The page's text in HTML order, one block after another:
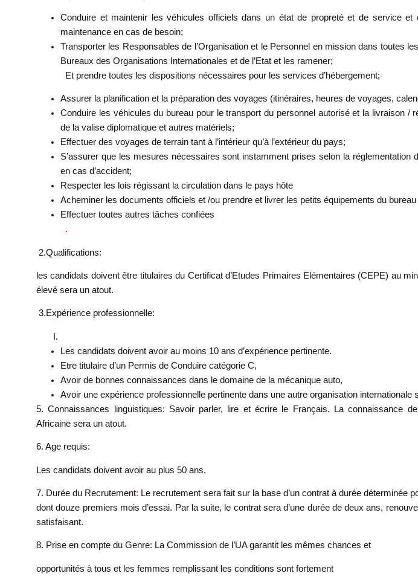
Conduire et maintenir les véhicules officiels dans un état de propreté et de service et
maintenance en cas de besoin;
Transporter les Responsables de l’Organisation et le Personnel en mission dans toutes
Bureaux des Organisations Internationales et de l’Etat et les ramener;
Et prendre toutes les dispositions nécessaires pour les services d’hébergement;
Assurer la planification et la préparation des voyages (itinéraires, heures de voyages,
Conduire les véhicules du bureau pour le transport du personnel autorisé et la livraison /
de la valise diplomatique et autres matériels;
Effectuer des voyages de terrain tant à l’intérieur qu’à l’extérieur du pays;
S’assurer que les mesures nécessaires sont instamment prises selon la réglementation
en cas d’accident;
Respecter les lois régissant la circulation dans le pays hôte
Acheminer les documents officiels et /ou prendre et livrer les petits équipements du bureau
Effectuer toutes autres tâches confiées
.
2.Qualifications:
les candidats doivent être titulaires du Certificat d’Etudes Primaires Elémentaires (CEPE) au
élevé sera un atout.
3.Expérience professionnelle:
Les candidats doivent avoir au moins 10 ans d’expérience pertinente.
Etre titulaire d’un Permis de Conduire catégorie C,
Avoir de bonnes connaissances dans le domaine de la mécanique auto,
Avoir une expérience professionnelle pertinente dans une autre organisation internationale
5. Connaissances linguistiques: Savoir parler, lire et écrire le Français. La connaissance
Africaine sera un atout.
6. Age requis:
Les candidats doivent avoir au plus 50 ans.
7. Durée du Recrutement: Le recrutement sera fait sur la base d’un contrat à durée déterminée
dont douze premiers mois d’essai. Par la suite, le contrat sera d’une durée de deux ans,
satisfaisant.
8. Prise en compte du Genre: La Commission de l’UA garantit les mêmes chances et
opportunités à tous et les femmes remplissant les conditions sont fortement